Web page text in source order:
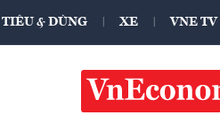
TIÊU & DÙNG XE VNE TV